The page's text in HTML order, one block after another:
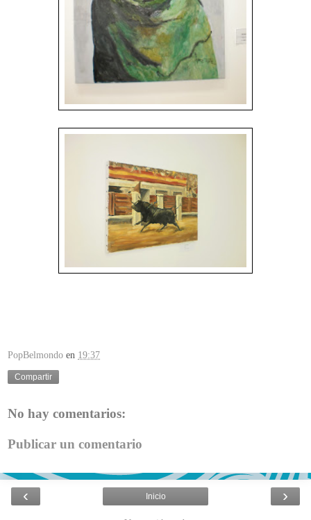
PopBelmondo en 19:37
Compartir
No hay comentarios:
Publicar un comentario
‹ ›
Inicio